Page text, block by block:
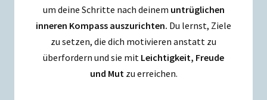
um deine Schritte nach deinem untrüglichen
inneren Kompass auszurichten. Du lernst, Ziele
zu setzen, die dich motivieren anstatt zu
überfordern und sie mit Leichtigkeit, Freude
und Mut zu erreichen.